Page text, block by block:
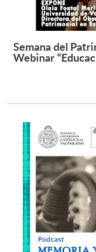
Semana del
Webinar